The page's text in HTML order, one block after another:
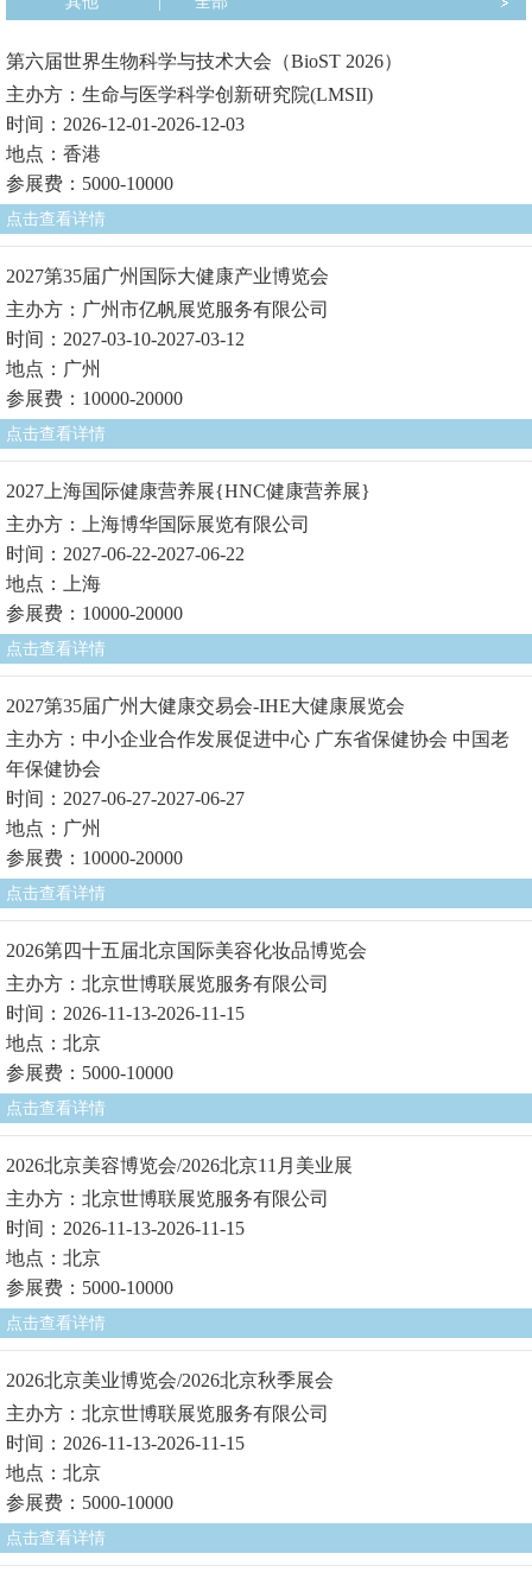
第六届世界生物科学与技术大会（BioST 2026）
主办方：生命与医学科学创新研究院(LMSII)
时间：2026-12-01-2026-12-03
地点：香港
参展费：5000-10000
点击查看详情
2027第35届广州国际大健康产业博览会
主办方：广州市亿帆展览服务有限公司
时间：2027-03-10-2027-03-12
地点：广州
参展费：10000-20000
点击查看详情
2027上海国际健康营养展{HNC健康营养展}
主办方：上海博华国际展览有限公司
时间：2027-06-22-2027-06-22
地点：上海
参展费：10000-20000
点击查看详情
2027第35届广州大健康交易会-IHE大健康展览会
主办方：中小企业合作发展促进中心 广东省保健协会 中国老
年保健协会
时间：2027-06-27-2027-06-27
地点：广州
参展费：10000-20000
点击查看详情
2026第四十五届北京国际美容化妆品博览会
主办方：北京世博联展览服务有限公司
时间：2026-11-13-2026-11-15
地点：北京
参展费：5000-10000
点击查看详情
2026北京美容博览会/2026北京11月美业展
主办方：北京世博联展览服务有限公司
时间：2026-11-13-2026-11-15
地点：北京
参展费：5000-10000
点击查看详情
2026北京美业博览会/2026北京秋季展会
主办方：北京世博联展览服务有限公司
时间：2026-11-13-2026-11-15
地点：北京
参展费：5000-10000
点击查看详情